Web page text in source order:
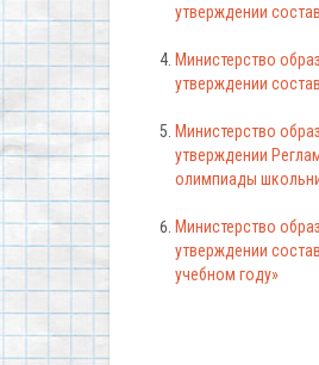
утверждении
Министерство
утверждении
Министерство
утверждении
олимпиады
Министерство
утверждении
учебном году»